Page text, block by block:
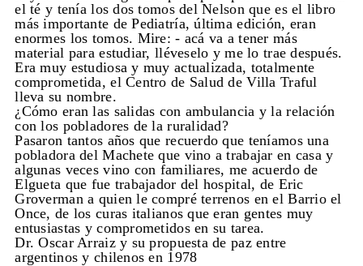
el té y tenía los dos tomos del Nelson que es el libro
más importante de Pediatría, última edición, eran
enormes los tomos. Mire: - acá va a tener más
material para estudiar, lléveselo y me lo trae después.
Era muy estudiosa y muy actualizada, totalmente
comprometida, el Centro de Salud de Villa Traful
lleva su nombre.
¿Cómo eran las salidas con ambulancia y la relación
con los pobladores de la ruralidad?
Pasaron tantos años que recuerdo que teníamos una
pobladora del Machete que vino a trabajar en casa y
algunas veces vino con familiares, me acuerdo de
Elgueta que fue trabajador del hospital, de Eric
Groverman a quien le compré terrenos en el Barrio el
Once, de los curas italianos que eran gentes muy
entusiastas y comprometidos en su tarea.
Dr. Oscar Arraiz y su propuesta de paz entre
argentinos y chilenos en 1978